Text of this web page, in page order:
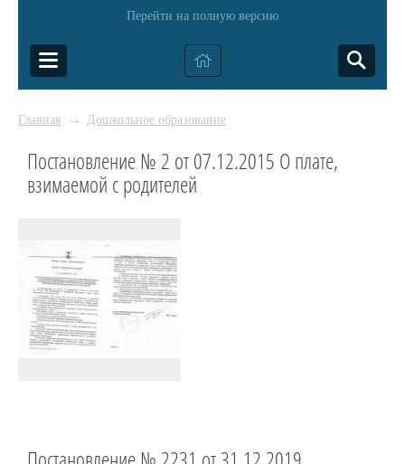
Перейти на полную версию
Главная → Дошкольное образование
Постановление № 2 от 07.12.2015 О плате,
взимаемой с родителей